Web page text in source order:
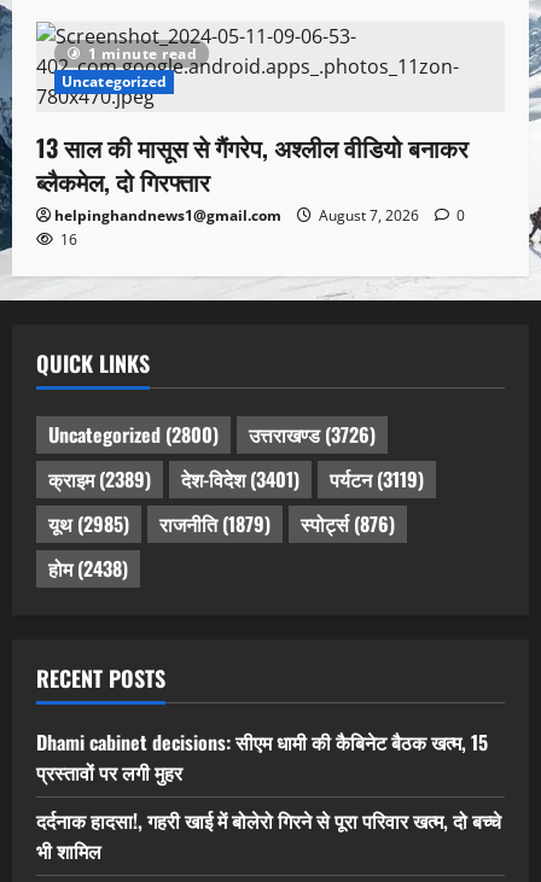
1 minute read
Uncategorized
13 साल की मासूस से गैंगरेप, अश्लील वीडियो बनाकर
ब्लैकमेल, दो गिरफ्तार
helpinghandnews1@gmail.com August 7, 2026
0
16
QUICK LINKS
Uncategorized (2800) उत्तराखण्ड(3726)
क्राइम(2389) देश-विदेश(3401) पर्यटन(3119)
यूथ(2985) राजनीति(1879) स्पोर्ट्स(876)
होम(2438)
RECENT POSTS
Dhami cabinet decisions: सीएम धामी की कैबिनेट बैठक खत्म, 15
प्रस्तावों पर लगी मुहर
दर्दनाक हादसा!, गहरी खाई में बोलेरो गिरने से पूरा परिवार खत्म, दो बच्चे
भी शामिल